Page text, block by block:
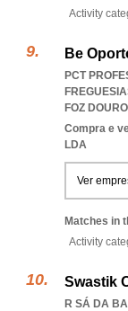
Activity
Be
PCT
FOZ
Compra e
LDA
Ver
Matches in
Activity
Swastik
R SÁ DA